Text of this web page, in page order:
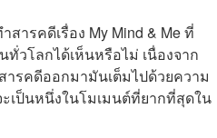
สารคดีเรื่อง My Mind & Me ที่
ทั่วโลกได้เห็นหรือไม่ เนื่องจาก
ารคดีออกมามันเต็มไปด้วยความ
เป็นหนึ่งในโมเมนต์ที่ยากที่สุดใน